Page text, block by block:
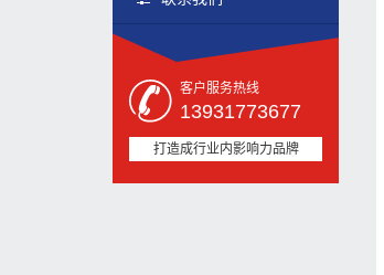
客户服务热线
13931773677
打造成行业内影响力品牌